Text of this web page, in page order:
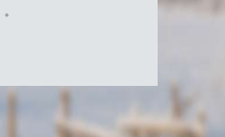
Symbole